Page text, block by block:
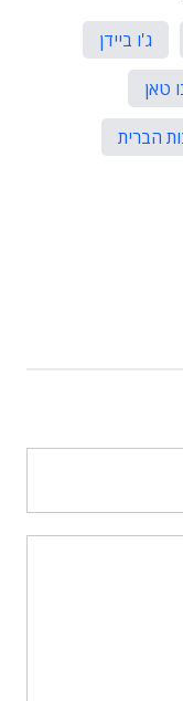
ג'ו ביידן
טאן
הברית